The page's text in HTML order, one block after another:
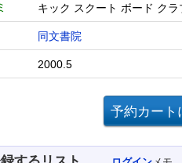
キック スクート ボード クラ
同文書院
2000.5